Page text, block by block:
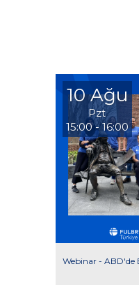
10 Ağu
Pzt
15:00 - 16:00
Webinar - ABD'de